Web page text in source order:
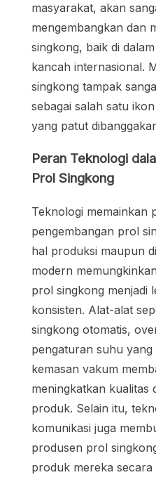
masyarakat, akan
mengembangkan dan
singkong, baik di
kancah internasional.
singkong tampak
sebagai salah satu
yang patut
Peran Teknologi
Prol Singkong
Teknologi memainkan
pengembangan prol
hal produksi maupun
modern
prol singkong menjadi
konsisten. Alat-alat
singkong otomatis,
pengaturan suhu yang
kemasan vakum
meningkatkan kualitas
produk. Selain itu,
komunikasi juga
produsen prol
produk mereka